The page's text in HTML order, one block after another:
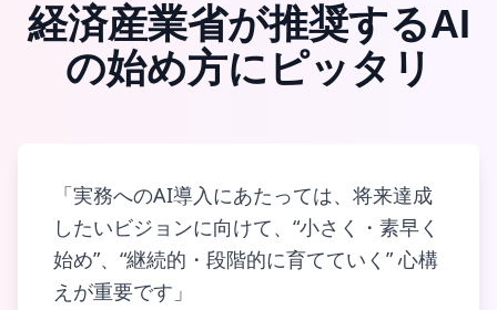
経済産業省が推奨するAI
の始め方にピッタリ
「実務へのAI導入にあたっては、将来達成
したいビジョンに向けて、“小さく・素早く
始め”、“継続的・段階的に育てていく” 心構
えが重要です」